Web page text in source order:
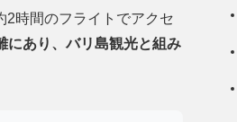
2時間のフライトでアクセ
にあり、バリ島観光と組み